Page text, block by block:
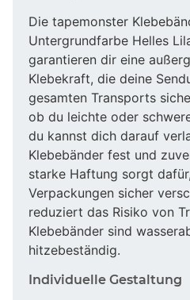
Die tapemonster
Untergrundfarbe Helles
garantieren dir eine
Klebekraft, die deine
gesamten Transports
ob du leichte oder
du kannst dich darauf
Klebebänder fest und
starke Haftung sorgt
Verpackungen sicher
reduziert das Risiko von
Klebebänder sind
hitzebeständig.
Individuelle Gestaltung